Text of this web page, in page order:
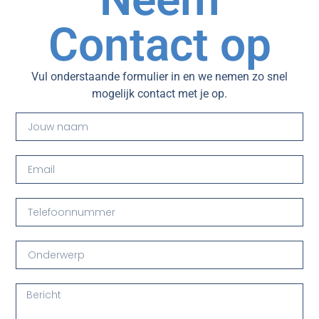
Contact op
Vul onderstaande formulier in en we nemen zo snel
mogelijk contact met je op.